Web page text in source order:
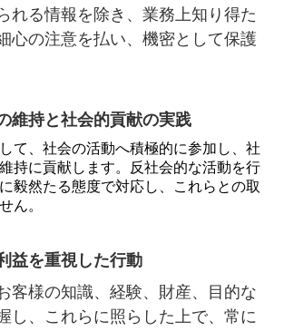
れる情報を除き、業務上知り得た
心の注意を払い、機密として保護
維持と社会的貢献の実践
て、社会の活動へ積極的に参加し、社
持に貢献します。反社会的な活動を行
毅然たる態度で対応し、これらとの取
ん。
益を重視した行動
客様の知識、経験、財産、目的な
し、これらに照らした上で、常に